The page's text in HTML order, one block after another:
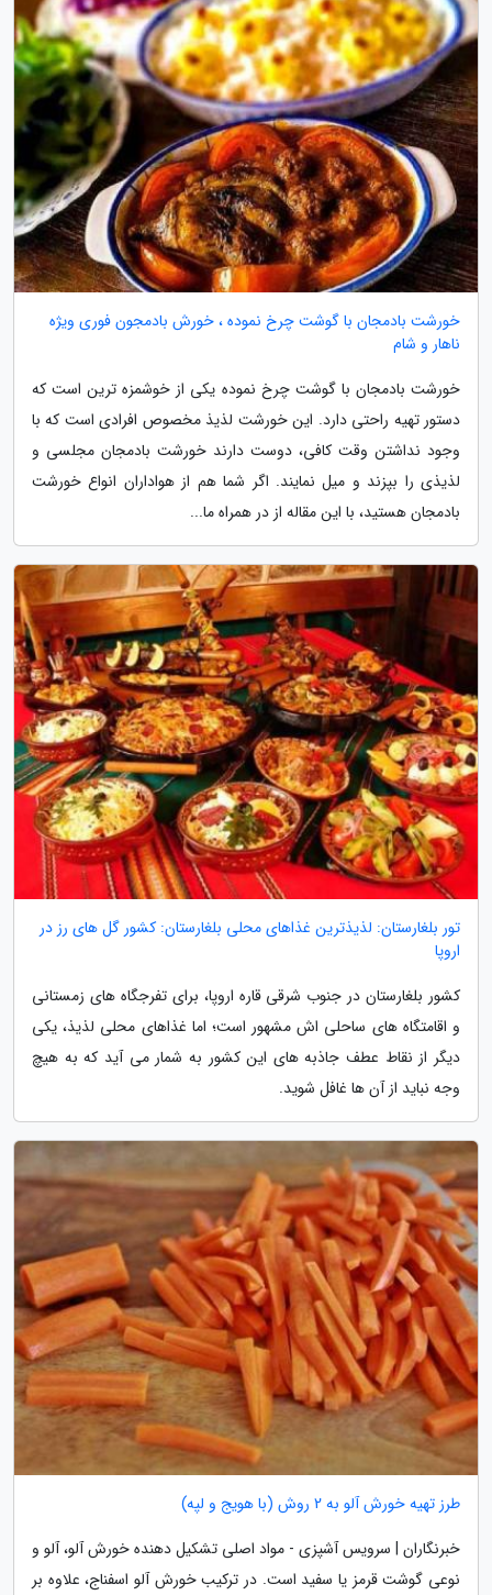
خورشت بادمجان با گوشت چرخ نموده ، خورش بادمجون فوری ویژه
ناهار و شام
خورشت بادمجان با گوشت چرخ نموده یکی از خوشمزه ترین است که
دستور تهیه راحتی دارد. این خورشت لذیذ مخصوص افرادی است که با
وجود نداشتن وقت کافی، دوست دارند خورشت بادمجان مجلسی و
لذیذی را بپزند و میل نمایند. اگر شما هم از هواداران انواع خورشت
بادمجان هستید، با این مقاله از در همراه ما...
تور بلغارستان: لذیذترین غذاهای محلی بلغارستان: کشور گل های رز در
اروپا
کشور بلغارستان در جنوب شرقی قاره اروپا، برای تفرجگاه های زمستانی
و اقامتگاه های ساحلی اش مشهور است؛ اما غذاهای محلی لذیذ، یکی
دیگر از نقاط عطف جاذبه های این کشور به شمار می آید که به هیچ
وجه نباید از آن ها غافل شوید.
طرز تهیه خورش آلو به 2 روش (با هویج و لپه)
خبرنگاران | سرویس آشپزی - مواد اصلی تشکیل دهنده خورش آلو، آلو و
نوعی گوشت قرمز یا سفید است. در ترکیب خورش آلو اسفناج، علاوه بر